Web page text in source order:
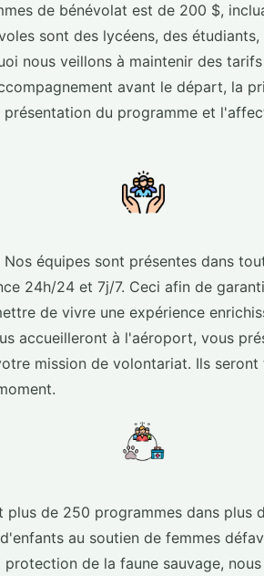
de bénévolat est de 200 $,
sont des lycéens, des
nous veillons à maintenir des
avant le départ, la
du programme et
équipes sont présentes dans
24h/24 et 7j/7. Ceci afin de
de vivre une expérience
accueilleront à l'aéroport, vous
mission de volontariat. Ils
plus de 250 programmes dans plus
au soutien de femmes
de la faune sauvage,